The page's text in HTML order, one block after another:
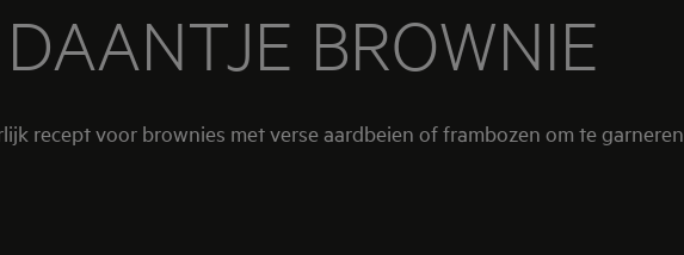
DAANTJE BROWNIE
recept voor brownies met verse aardbeien of frambozen om te garneren